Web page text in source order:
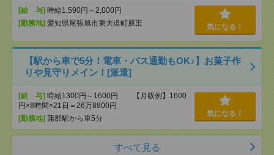
[給 与] 時給1,590円～2,000円
[勤務地] 愛知県尾張旭市東大道町原田 気になる！
【駅から車で5分！電車・バス通勤もOK♪】お菓子作
りや見守りメイン！[派遣]
[給 与] 時給1300円～1600円 【月収例】1600
円×8時間×21日＝26万8800円
[勤務地] 蒲郡駅から車5分
気になる！
すべて見る